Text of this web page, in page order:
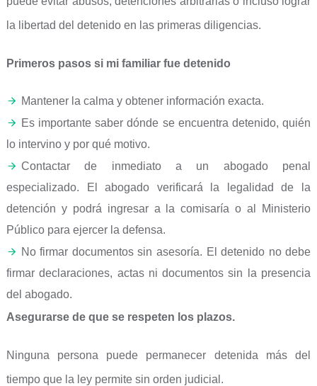
la libertad del detenido en las primeras diligencias.
Primeros pasos si mi familiar fue detenido
Mantener la calma y obtener información exacta.
Es importante saber dónde se encuentra detenido, quién
lo intervino y por qué motivo.
Contactar de inmediato a un abogado penal
especializado. El abogado verificará la legalidad de la
detención y podrá ingresar a la comisaría o al Ministerio
Público para ejercer la defensa.
No firmar documentos sin asesoría. El detenido no debe
firmar declaraciones, actas ni documentos sin la presencia
del abogado.
Asegurarse de que se respeten los plazos.
Ninguna persona puede permanecer detenida más del
tiempo que la ley permite sin orden judicial.